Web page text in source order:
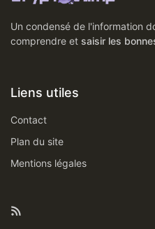
Un condensé de l'information
comprendre et saisir les
Liens utiles
Contact
Plan du site
Mentions légales
Rss